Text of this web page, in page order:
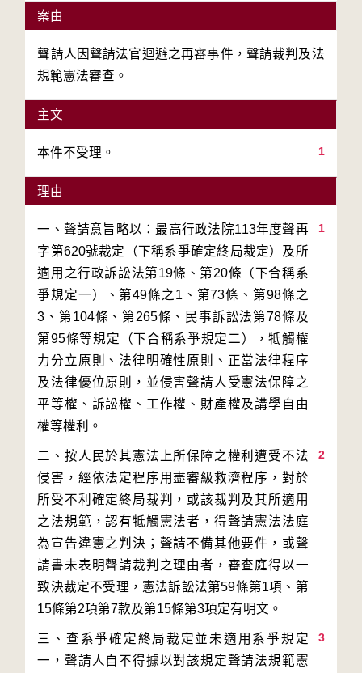
案由
聲請人因聲請法官迴避之再審事件，聲請裁判及法
規範憲法審查。
主文
1
本件不受理。
理由
1
一、聲請意旨略以：最高行政法院113年度聲再
字第620號裁定（下稱系爭確定終局裁定）及所
適用之行政訴訟法第19條、第20條（下合稱系
爭規定一）、第49條之1、第73條、第98條之
3、第104條、第265條、民事訴訟法第78條及
第95條等規定（下合稱系爭規定二），牴觸權
力分立原則、法律明確性原則、正當法律程序
及法律優位原則，並侵害聲請人受憲法保障之
平等權、訴訟權、工作權、財產權及講學自由
2
二、按人民於其憲法上所保障之權利遭受不法
侵害，經依法定程序用盡審級救濟程序，對於
所受不利確定終局裁判，或該裁判及其所適用
之法規範，認有牴觸憲法者，得聲請憲法法庭
為宣告違憲之判決；聲請不備其他要件，或聲
請書未表明聲請裁判之理由者，審查庭得以一
致決裁定不受理，憲法訴訟法第59條第1項、第
3
三、查系爭確定終局裁定並未適用系爭規定
一，聲請人自不得據以對該規定聲請法規範憲